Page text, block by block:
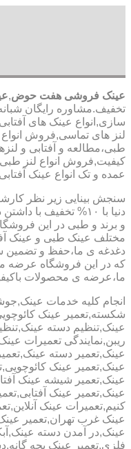
عینک فروشی هفت حوض,
تخفیف.مشاوره رایگان
سازی,انواع عینک های
لنز های تماسی,فروش
طبی،مطالعه و آفتابی و
کیفیت,فروش انواع لنز طبی
عمده و تک انواع عینک
سنجش بینایی زیر نظر
دنیا با ۱۰% تخفیف
و برند و طبی در این
مختلف عینک طبی و عینک
دغدغه ی ما،حفظ و
که در این فروشگاه عرضه
ما،عرضه ی محصولات
انجام کلیه خدمات
شکسته,تعمیر عینک
عینک,تنظیم دسته
ریبن,نمایندگی تعمیرات
عینک,تعمیر دسته
عینک,تعمیر عینک
عینک,تعمیر شیشه عینک
عینک,تعمیر عینک
کنیم,تعمیرات عینک
عینک غرب تهران,تعمیر
عینک,در آمدن دسته